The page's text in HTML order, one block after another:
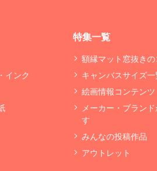
インク
特集一覧
額縁マット窓抜きの
キャンバスサイズ一
絵画情報コンテンツ
メーカー・ブラン
す
みんなの投稿作品
アウトレット